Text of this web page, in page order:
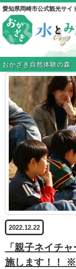
愛知県岡崎市公式観光サイ
おかざき自然体験の森
2022.12.22
「親子ネイチ
施します！！